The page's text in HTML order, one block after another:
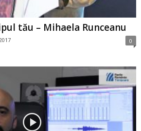
tău – Mihaela Runceanu
0